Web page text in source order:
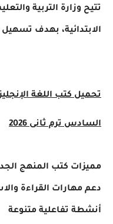
تتيح وزارة التربية
الابتدائية، بهدف
السادس ترم ثانى 2026
مميزات كتب المنهج الجديد
دعم مهارات القراءة
أنشطة تفاعلية متنوعة